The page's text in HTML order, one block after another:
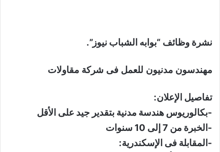
نشرة وظائف “بوابه الشباب نيوز”.
مهندسون مدنيون للعمل فى شركة مقاولات
تفاصيل الإعلان:
-بكالوريوس هندسة مدنية بتقدير جيد على الأقل
-الخبرة من 7 إلى 10 سنوات
-المقابلة فى الإسكندرية: